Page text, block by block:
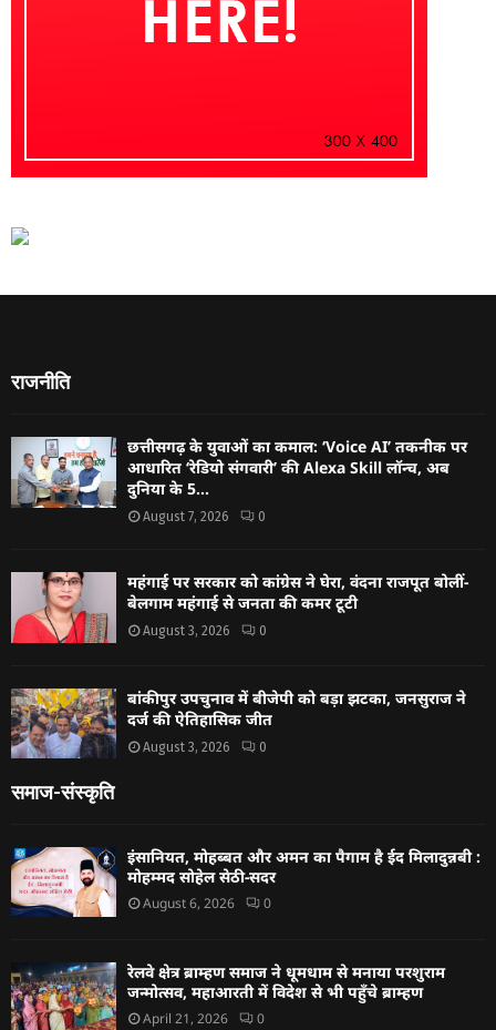
राजनीति
छत्तीसगढ़ के युवाओं का कमाल: ‘Voice AI’ तकनीक पर
आधारित ‘रेडियो संगवारी’ की Alexa Skill लॉन्च, अब
दुनिया के 5...
August 7, 2026 0
महंगाई पर सरकार को कांग्रेस ने घेरा, वंदना राजपूत बोलीं-
बेलगाम महंगाई से जनता की कमर टूटी
August 3, 2026 0
बांकीपुर उपचुनाव में बीजेपी को बड़ा झटका, जनसुराज ने
दर्ज की ऐतिहासिक जीत
August 3, 2026 0
समाज-संस्कृति
इंसानियत, मोहब्बत और अमन का पैगाम है ईद मिलादुन्नबी :
मोहम्मद सोहेल सेठी-सदर
August 6, 2026 0
रेलवे क्षेत्र ब्राम्हण समाज ने धूमधाम से मनाया परशुराम
जन्मोत्सव, महाआरती में विदेश से भी पहुँचे ब्राम्हण
April 21, 2026 0